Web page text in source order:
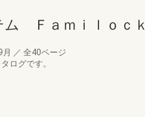
ム Ｆａｍｉｌｏｃｋ
／ 全40ページ
ログです。